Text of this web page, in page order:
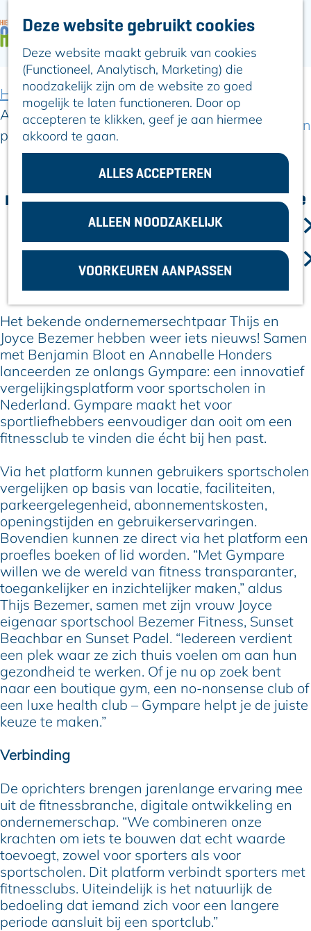
Deze website gebruikt cookies
Deze website maakt gebruik van cookies
(Functioneel, Analytisch, Marketing) die
noodzakelijk zijn om de website zo goed
mogelijk te laten functioneren. Door op
accepteren te klikken, geef je aan hiermee
akkoord te gaan.
ALLES ACCEPTEREN
ALLEEN NOODZAKELIJK
VOORKEUREN AANPASSEN
n
a
a
r
o
ARTIKELEN
Hier is Boskoop
Lekker Lokaal
Ontdek het
Erfgoed
Natuurlijk genieten
In en om Alphen
Kleuren van de
toren
VOOR
ONDERNEMERS
Home
Artikelen
Alphenaren lanceren Gympare: hét nieuwe
platform om sportscholen te vergelijken
Alphenaren lanceren Gympare: hét
nieuwe platform om sportscholen te
vergelijken
5 juni 2025 | | |
Het bekende ondernemersechtpaar Thijs en
Joyce Bezemer hebben weer iets nieuws! Samen
met Benjamin Bloot en Annabelle Honders
lanceerden ze onlangs Gympare: een innovatief
vergelijkingsplatform voor sportscholen in
Nederland. Gympare maakt het voor
sportliefhebbers eenvoudiger dan ooit om een
fitnessclub te vinden die écht bij hen past.
Via het platform kunnen gebruikers sportscholen
vergelijken op basis van locatie, faciliteiten,
parkeergelegenheid, abonnementskosten,
openingstijden en gebruikerservaringen.
Bovendien kunnen ze direct via het platform een
proefles boeken of lid worden. “Met Gympare
willen we de wereld van fitness transparanter,
toegankelijker en inzichtelijker maken,” aldus
Thijs Bezemer, samen met zijn vrouw Joyce
eigenaar sportschool Bezemer Fitness, Sunset
Beachbar en Sunset Padel. “Iedereen verdient
een plek waar ze zich thuis voelen om aan hun
gezondheid te werken. Of je nu op zoek bent
naar een boutique gym, een no-nonsense club of
een luxe health club – Gympare helpt je de juiste
keuze te maken.”
Verbinding
De oprichters brengen jarenlange ervaring mee
uit de fitnessbranche, digitale ontwikkeling en
ondernemerschap. “We combineren onze
krachten om iets te bouwen dat echt waarde
toevoegt, zowel voor sporters als voor
sportscholen. Dit platform verbindt sporters met
fitnessclubs. Uiteindelijk is het natuurlijk de
bedoeling dat iemand zich voor een langere
periode aansluit bij een sportclub.”